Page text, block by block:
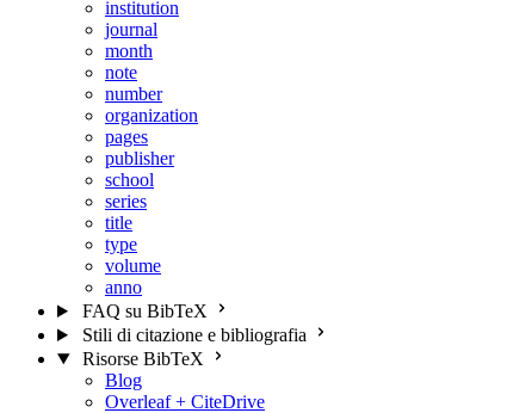
institution
journal
month
note
number
organization
pages
publisher
school
series
title
type
volume
anno
FAQ su BibTeX
Stili di citazione e bibliografia
Risorse BibTeX
Blog
Overleaf + CiteDrive